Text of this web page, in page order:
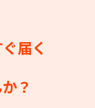
届く
？